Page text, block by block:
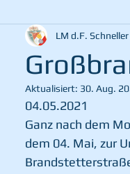
LM d.F. Schneller
Aktualisiert: 30. Aug.
04.05.2021
Ganz nach dem
dem 04. Mai, zur